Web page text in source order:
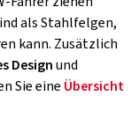
als Stahlfelgen,
kann. Zusätzlich
Designund
Sie eine Übersicht